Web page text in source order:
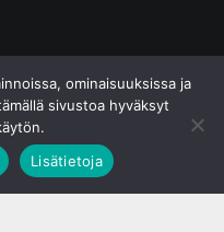
ominaisuuksissa ja
sivustoa hyväksyt
Lisätietoja